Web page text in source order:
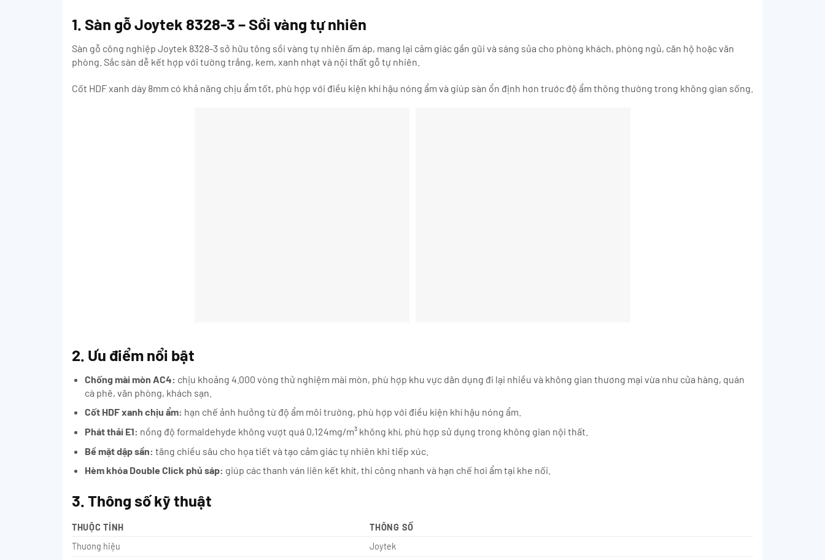
1. Sàn gỗ Joytek 8328-3 – Sồi vàng tự nhiên
Sàn gỗ công nghiệp Joytek 8328-3 sở hữu tông sồi vàng tự nhiên ấm áp, mang lại cảm giác gần gũi và sáng sủa cho phòng khách, phòng ngủ, căn hộ hoặc văn
phòng. Sắc sàn dễ kết hợp với tường trắng, kem, xanh nhạt và nội thất gỗ tự nhiên.
Cốt HDF xanh dày 8mm có khả năng chịu ẩm tốt, phù hợp với điều kiện khí hậu nóng ẩm và giúp sàn ổn định hơn trước độ ẩm thông thường trong không gian sống.
2. Ưu điểm nổi bật
Chống mài mòn AC4: chịu khoảng 4.000 vòng thử nghiệm mài mòn, phù hợp khu vực dân dụng đi lại nhiều và không gian thương mại vừa như cửa hàng, quán
cà phê, văn phòng, khách sạn.
Cốt HDF xanh chịu ẩm: hạn chế ảnh hưởng từ độ ẩm môi trường, phù hợp với điều kiện khí hậu nóng ẩm.
Phát thải E1: nồng độ formaldehyde không vượt quá 0,124mg/m³ không khí, phù hợp sử dụng trong không gian nội thất.
Bề mặt dập sần: tăng chiều sâu cho họa tiết và tạo cảm giác tự nhiên khi tiếp xúc.
Hèm khóa Double Click phủ sáp: giúp các thanh ván liên kết khít, thi công nhanh và hạn chế hơi ẩm tại khe nối.
3. Thông số kỹ thuật
THUỘC TÍNH
THÔNG SỐ
Thương hiệu
Joytek